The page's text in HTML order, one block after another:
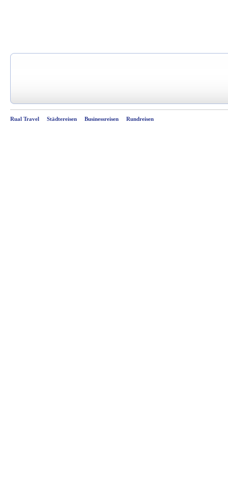
Rual Travel Städtereisen Businessreisen Rundreisen